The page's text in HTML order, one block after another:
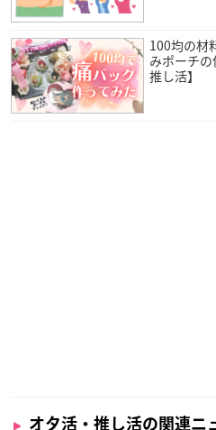
100均の材
みポーチ
推し活】
オタ活・推し活の関連ニ